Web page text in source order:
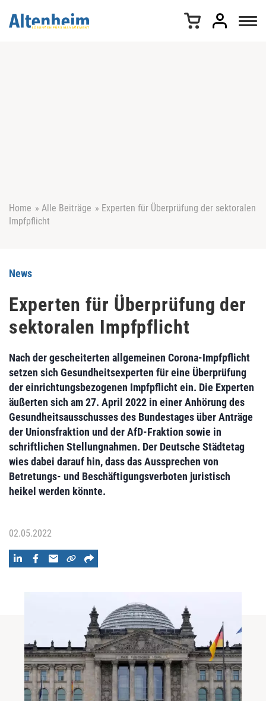
Home » Alle Beiträge » Experten für Überprüfung der sektoralen
Impfpflicht
News
Experten für Überprüfung der
sektoralen Impfpflicht
Nach der gescheiterten allgemeinen Corona-Impfpflicht
setzen sich Gesundheitsexperten für eine Überprüfung
der einrichtungsbezogenen Impfpflicht ein. Die Experten
äußerten sich am27. April 2022 in einer Anhörung des
Gesundheitsausschussesdes Bundestages über Anträge
der Unionsfraktion und der AfD-Fraktion sowie in
schriftlichen Stellungnahmen. Der Deutsche Städtetag
wies dabei darauf hin, dass das Aussprechen von
Betretungs- und Beschäftigungsverboten juristisch
heikel werden könnte.
02.05.2022